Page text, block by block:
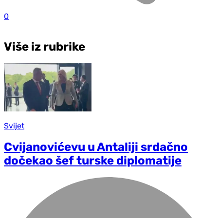
0
Više iz rubrike
Svijet
Cvijanovićevu u Antaliji srdačno
dočekao šef turske diplomatije